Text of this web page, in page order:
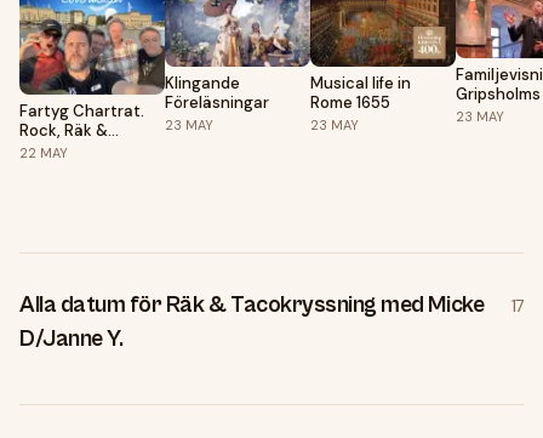
Fartyg Chartrat.
Rock, Räk &
Tacoafton:
22 MAY
Klingande
Föreläsningar
23 MAY
Musical life in
Rome 1655
23 MAY
23 MAY
Alla datum för Räk & Tacokryssning med Micke
D/Janne Y.
17